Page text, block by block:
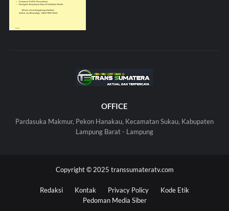
OFFICE
Pardasuka Makmur, Pekon Hanakau, Kecamatan Sukau, Kabupaten
Lampung Barat - Lampung
Copyright © 2025 transsumateratv.com
Redaksi Kontak Privacy Policy
Kode Etik
Pedoman Media Siber